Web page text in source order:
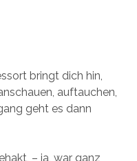
bringt dich hin,
auftauchen,
geht es dann
– ja, war ganz